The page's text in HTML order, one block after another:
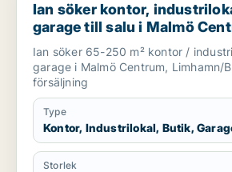
Ian söker kontor,
garage till salu i Malmö
Limhamn/Bunkeflo eller
Ian söker 65-250 m² kontor /
garage i Malmö Centrum, Limhamn/
försäljning
Type
Kontor, Industrilokal, Butik,
Storlek